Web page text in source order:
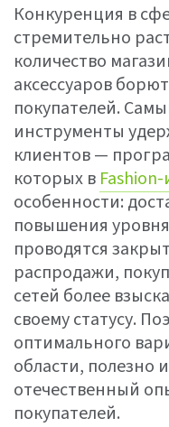
Конкуренция в
стремительно
количество
аксессуаров
покупателей.
инструменты
клиентов —
которых в
особенности:
повышения
проводятся
распродажи,
сетей более
своему статусу.
оптимального
области, полезно
отечественный
покупателей.